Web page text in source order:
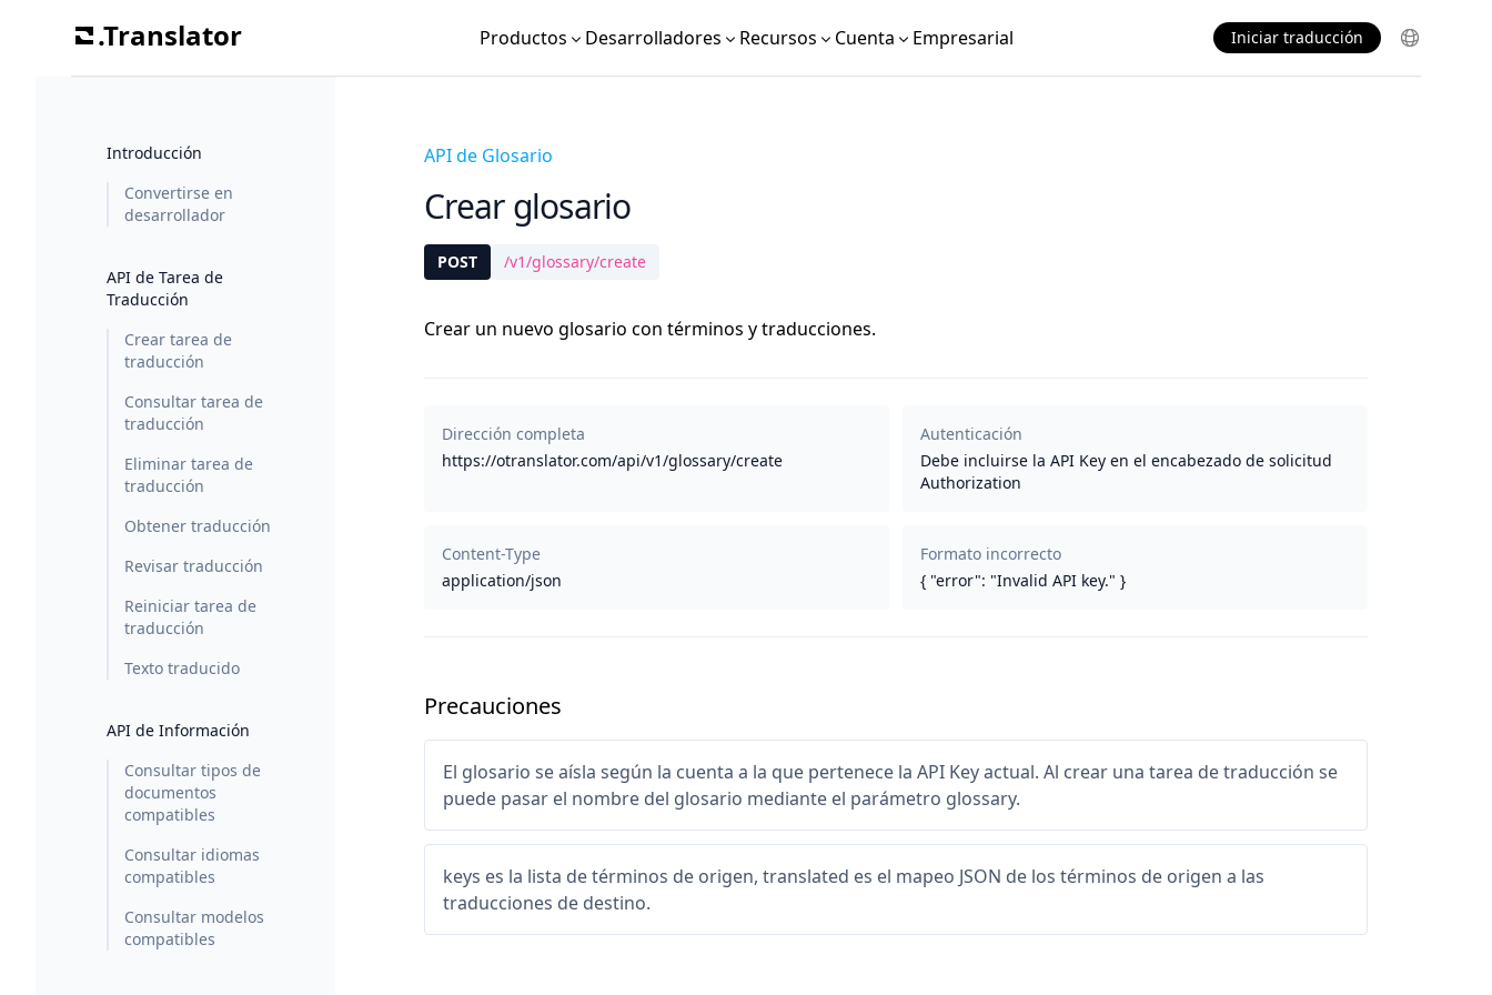
.Translator Productos Desarrolladores Recursos Cuenta Empresarial Iniciar traducción
Introducción
Convertirse en
desarrollador
API de Tarea de
Traducción
Crear tarea de
traducción
Consultar tarea de
traducción
Eliminar tarea de
traducción
Obtener traducción
Revisar traducción
Reiniciar tarea de
traducción
Texto traducido
API de Información
Consultar tipos de
documentos
compatibles
Consultar idiomas
compatibles
Consultar modelos
compatibles
API de Glosario
Crear glosario
POST /v1/glossary/create
Crear un nuevo glosario con términos y traducciones.
Dirección completa
https://otranslator.com/api/v1/glossary/create
Autenticación
Debe incluirse la API Key en el encabezado de solicitud
Authorization
Content-Type
application/json
Formato incorrecto
{ "error": "Invalid API key." }
Precauciones
El glosario se aísla según la cuenta a la que pertenece la API Key actual. Al crear una tarea de traducción se
puede pasar el nombre del glosario mediante el parámetro glossary.
keys es la lista de términos de origen, translated es el mapeo JSON de los términos de origen a las
traducciones de destino.